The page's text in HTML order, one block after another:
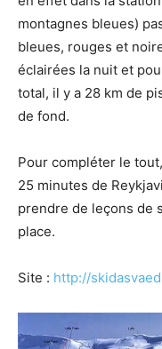
montagnes bleues)
bleues, rouges et
éclairées la nuit et
total, il y a 28 km de
de fond.
Pour compléter le
25 minutes de
prendre de leçons de
place.
Site : http://